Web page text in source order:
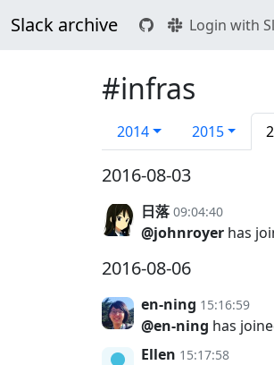
Slack archive Login with
#infras
2014 2015
2016-08-03
日落 09:04:40
@johnroyer has
2016-08-06
en-ning 15:16:59
@en-ning has
Ellen 15:17:58